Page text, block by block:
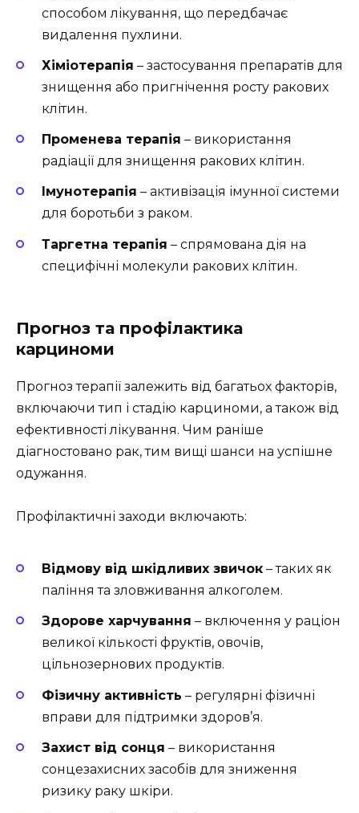
способом лікування, що передбачає
видалення пухлини.
Хіміотерапія – застосування препаратів для
знищення або пригнічення росту ракових
клітин.
Променева терапія – використання
радіації для знищення ракових клітин.
Імунотерапія – активізація імунної системи
для боротьби з раком.
Таргетна терапія – спрямована дія на
специфічні молекули ракових клітин.
Прогноз та профілактика
карциноми
Прогноз терапії залежить від багатьох факторів,
включаючи тип і стадію карциноми, а також від
ефективності лікування. Чим раніше
діагностовано рак, тим вищі шанси на успішне
одужання.
Профілактичні заходи включають:
Відмову від шкідливих звичок – таких як
паління та зловживання алкоголем.
Здорове харчування – включення у раціон
великої кількості фруктів, овочів,
цільнозернових продуктів.
Фізичну активність – регулярні фізичні
вправи для підтримки здоров’я.
Захист від сонця – використання
сонцезахисних засобів для зниження
ризику раку шкіри.